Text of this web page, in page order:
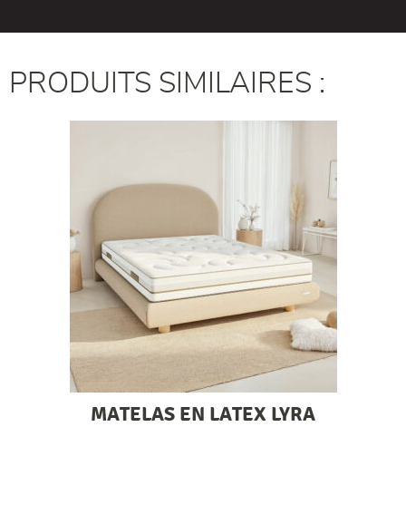
PRODUITS SIMILAIRES :
MATELAS EN LATEX LYRA